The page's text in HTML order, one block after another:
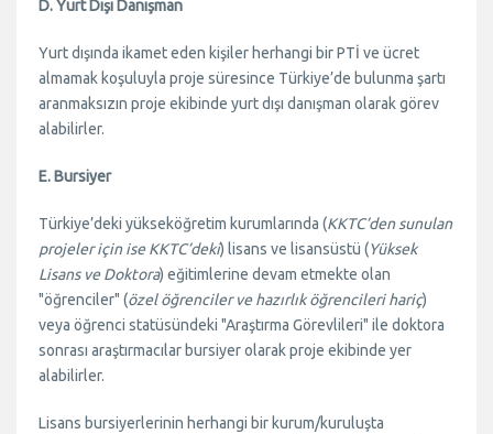
D. Yurt Dışı Danışman
Yurt dışında ikamet eden kişiler herhangi bir PTİ ve ücret
almamak koşuluyla proje süresince Türkiye’de bulunma şartı
aranmaksızın proje ekibinde yurt dışı danışman olarak görev
alabilirler.
E. Bursiyer
Türkiye’deki yükseköğretim kurumlarında (KKTC’den sunulan
projeler için ise KKTC’deki) lisans ve lisansüstü (Yüksek
Lisans ve Doktora) eğitimlerine devam etmekte olan
"öğrenciler" (özel öğrenciler ve hazırlık öğrencileri hariç)
veya öğrenci statüsündeki "Araştırma Görevlileri" ile doktora
sonrası araştırmacılar bursiyer olarak proje ekibinde yer
alabilirler.
Lisans bursiyerlerinin herhangi bir kurum/kuruluşta